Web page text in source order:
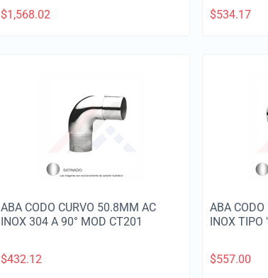
$1,568.02 $534.17
ABA CODO CURVO 50.8MM AC
INOX 304 A 90° MOD CT201
$432.12
ABA
INOX TIPO
$557.00